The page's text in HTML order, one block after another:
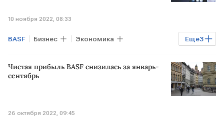
10 ноября 2022, 08:33
Еще3
BASF Бизнес Экономика
Промышленность Fitch рейтинг
Чистая прибыль BASF снизилась за январь-
сентябрь
26 октября 2022, 09:45